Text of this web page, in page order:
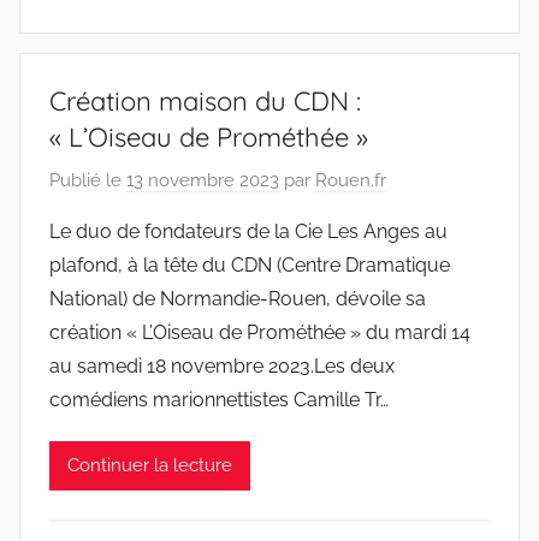
Création maison du CDN :
« L’Oiseau de Prométhée »
Publié le 13 novembre 2023 par Rouen.fr
Le duo de fondateurs de la Cie Les Anges au
plafond, à la tête du CDN (Centre Dramatique
National) de Normandie-Rouen, dévoile sa
création « L’Oiseau de Prométhée » du mardi 14
au samedi 18 novembre 2023.Les deux
comédiens marionnettistes Camille Tr…
Continuer la lecture